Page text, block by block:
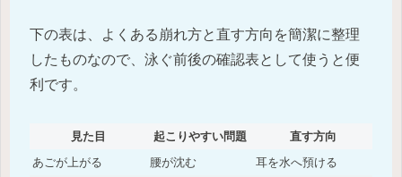
下の表は、よくある崩れ方と直す方向を簡潔に整理
したものなので、泳ぐ前後の確認表として使うと便
利です。
見た目 起こりやすい問題
直す方向
あごが上がる
腰が沈む
耳を水へ預ける